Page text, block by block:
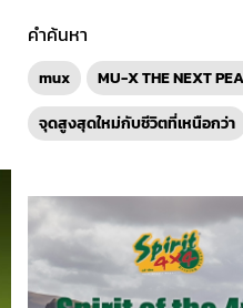
คำค้นหา
mux
MU-X THE NEXT
จุดสูงสุดใหม่กับชีวิตที่เหนือกว่า